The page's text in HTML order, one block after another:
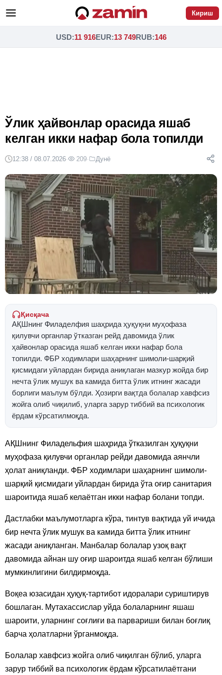
Кириш
USD:11 916EUR:13 749RUB:146
Ўлик ҳайвонлар орасида яшаб
келган икки нафар бола топилди
12:38 / 08.07.2026· 209· Дунё
Қисқача
АҚШнинг Филаделфия шаҳрида ҳуқуқни муҳофаза
қилувчи органлар ўтказган рейд давомида ўлик
ҳайвонлар орасида яшаб келган икки нафар бола
топилди. ФБР ходимлари шаҳарнинг шимоли-шарқий
қисмидаги уйлардан бирида аниқлаган мазкур жойда бир
нечта ўлик мушук ва камида битта ўлик итнинг жасади
борлиги маълум бўлди. Ҳозирги вақтда болалар хавфсиз
жойга олиб чиқилиб, уларга зарур тиббий ва психологик
ёрдам кўрсатилмоқда.
АҚШнинг Филадельфия шаҳрида ўтказилган ҳуқуқни
муҳофаза қилувчи органлар рейди давомида аянчли
ҳолат аниқланди. ФБР ходимлари шаҳарнинг шимоли-
шарқий қисмидаги уйлардан бирида ўта оғир санитария
шароитида яшаб келаётган икки нафар болани топди.
Дастлабки маълумотларга кўра, тинтув вақтида уй ичида
бир нечта ўлик мушук ва камида битта ўлик итнинг
жасади аниқланган. Манбалар болалар узоқ вақт
давомида айнан шу оғир шароитда яшаб келган бўлиши
мумкинлигини билдирмоқда.
Воқеа юзасидан ҳуқуқ-тартибот идоралари суриштирув
бошлаган. Мутахассислар уйда болаларнинг яшаш
шароити, уларнинг соғлиғи ва парвариши билан боғлиқ
барча ҳолатларни ўрганмоқда.
Болалар хавфсиз жойга олиб чиқилган бўлиб, уларга
зарур тиббий ва психологик ёрдам кўрсатилаётгани